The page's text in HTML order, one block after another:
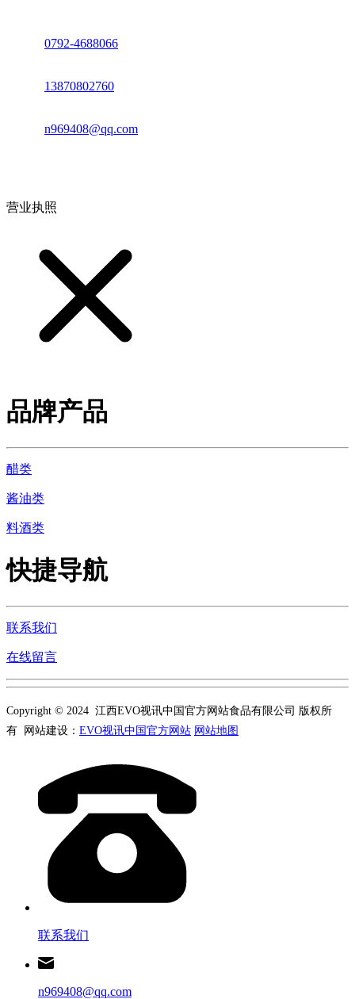
0792-4688066
13870802760
n969408@qq.com
营业执照
品牌产品
醋类
酱油类
料酒类
快捷导航
联系我们
在线留言
Copyright © 2024 江西EVO视讯中国官方网站食品有限公司 版权所
有 网站建设： EVO视讯中国官方网站 网站地图
联系我们
n969408@qq.com